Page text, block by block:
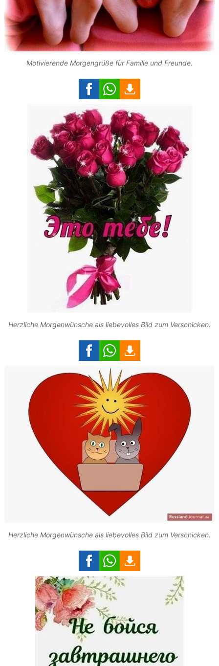
Motivierende Morgengrüße für Familie und Freunde.
Herzliche Morgenwünsche als liebevolles Bild zum Verschicken.
Herzliche Morgenwünsche als liebevolles Bild zum Verschicken.